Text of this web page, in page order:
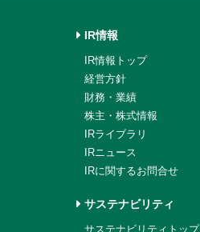
IR情報
IR情報トップ
経営方針
財務・業績
株主・株式情報
IRライブラリ
IRニュース
IRに関するお問合せ
サステナビリティ
サステナビリティトップ